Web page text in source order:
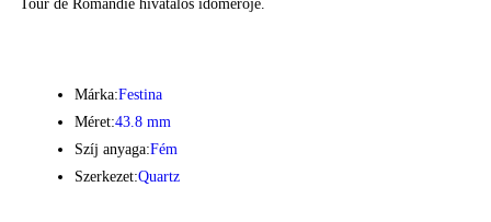
Tour de Romandie hivatalos időmérője.
Márka:Festina
Méret:43.8 mm
Szíj anyaga:Fém
Szerkezet:Quartz